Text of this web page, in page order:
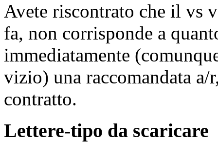
Avete riscontrato che il vs
fa, non corrisponde a
immediatamente
vizio) una raccomandata
contratto.
Lettere-tipo da scaricare